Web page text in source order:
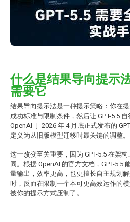
什么是结果导向提示
需要它
结果导向提示法是一种提示策略：你在
成功标准与限制条件，然后让 GPT-5.5
OpenAI 于 2026 年 4 月底正式发布的
定义为从旧版模型迁移时最关键的调整。
这一改变至关重要，因为 GPT-5.5 在架构
同。根据 OpenAI 的官方文档，GPT-5.5
量输出，效率更高，也更擅长自主规划
时，反而在限制一个本可更高效运作的
被你的提示方式压制了。